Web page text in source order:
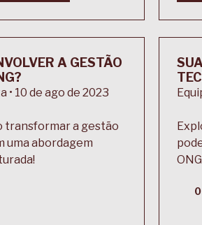
A GESTÃO
• 10 de ago de 2023
transformar a gestão
uma abordagem
0